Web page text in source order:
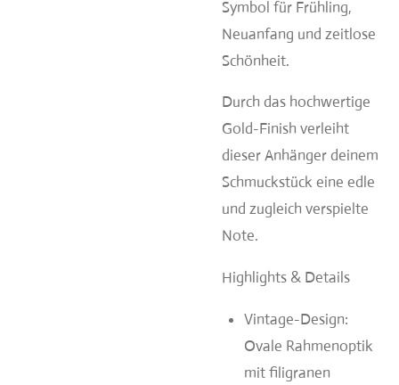
Symbol für Frühling,
Neuanfang und zeitlose
Schönheit.
Durch das hochwertige
Gold-Finish verleiht
dieser Anhänger deinem
Schmuckstück eine edle
und zugleich verspielte
Note.
Highlights & Details
Vintage-Design:
Ovale Rahmenoptik
mit filigranen